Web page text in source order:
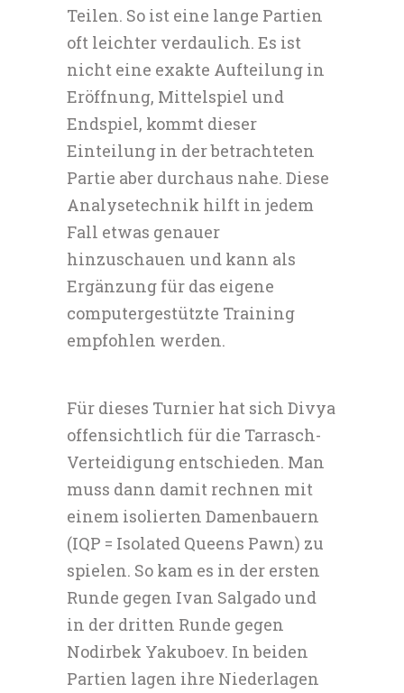
Teilen. So ist eine lange Partien
oft leichter verdaulich. Es ist
nicht eine exakte Aufteilung in
Eröffnung, Mittelspiel und
Endspiel, kommt dieser
Einteilung in der betrachteten
Partie aber durchaus nahe. Diese
Analysetechnik hilft in jedem
Fall etwas genauer
hinzuschauen und kann als
Ergänzung für das eigene
computergestützte Training
empfohlen werden.
Für dieses Turnier hat sich Divya
offensichtlich für die Tarrasch-
Verteidigung entschieden. Man
muss dann damit rechnen mit
einem isolierten Damenbauern
(IQP = Isolated Queens Pawn) zu
spielen. So kam es in der ersten
Runde gegen Ivan Salgado und
in der dritten Runde gegen
Nodirbek Yakuboev. In beiden
Partien lagen ihre Niederlagen